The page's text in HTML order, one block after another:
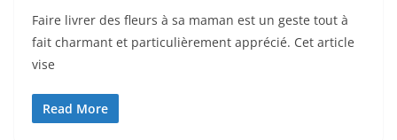
Faire livrer des fleurs à sa maman est un geste tout à
fait charmant et particulièrement apprécié. Cet article
vise
Read More